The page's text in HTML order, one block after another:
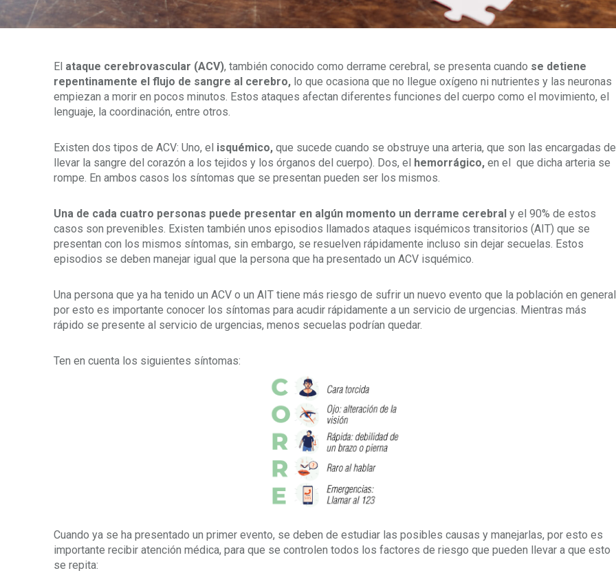
El ataque cerebrovascular (ACV), también conocido como derrame cerebral, se presenta cuando se detiene
repentinamente el flujo de sangre al cerebro,lo que ocasiona que no llegue oxígeno ni nutrientes y las neuronas
empiezan a morir en pocos minutos. Estos ataques afectan diferentes funciones del cuerpo como el movimiento, el
lenguaje, la coordinación, entre otros.
Existen dos tipos de ACV: Uno, el isquémico, que sucede cuando se obstruye una arteria, que son las encargadas de
llevar la sangre del corazón a los tejidos y los órganos del cuerpo). Dos, el hemorrágico,en el que dicha arteria se
rompe. En ambos casos los síntomas que se presentan pueden ser los mismos.
Una de cada cuatro personas puede presentar en algún momento un derrame cerebraly el 90% de estos
casos son prevenibles. Existen también unos episodios llamados ataques isquémicos transitorios (AIT) que se
presentan con los mismos síntomas, sin embargo, se resuelven rápidamente incluso sin dejar secuelas. Estos
episodios se deben manejar igual que la persona que ha presentado un ACV isquémico.
Una persona que ya ha tenido un ACV o un AIT tiene más riesgo de sufrir un nuevo evento que la población en
por esto es importante conocer los síntomas para acudir rápidamente a un servicio de urgencias. Mientras más
rápido se presente al servicio de urgencias, menos secuelas podrían quedar.
Ten en cuenta los siguientes síntomas:
Cuando ya se ha presentado un primer evento, se deben de estudiar las posibles causas y manejarlas, por esto es
importante recibir atención médica, para que se controlen todos los factores de riesgo que pueden llevar a que esto
se repita: